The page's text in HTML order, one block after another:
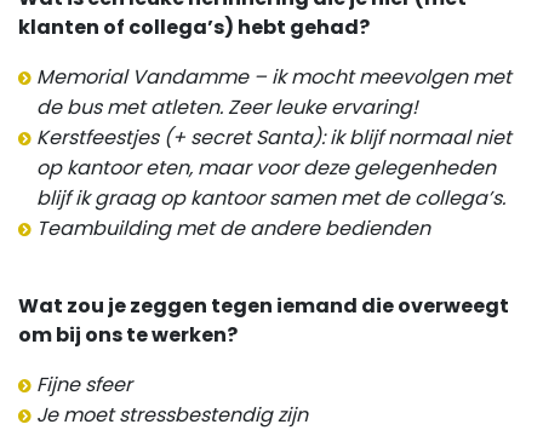
klanten of collega’s) hebt gehad?
Memorial Vandamme – ik mocht meevolgen met
de bus met atleten. Zeer leuke ervaring!
Kerstfeestjes (+ secret Santa): ik blijf normaal niet
op kantoor eten, maar voor deze gelegenheden
blijf ik graag op kantoor samen met de collega’s.
Teambuilding met de andere bedienden
Wat zou je zeggen tegen iemand die overweegt
om bij ons te werken?
Fijne sfeer
Je moet stressbestendig zijn